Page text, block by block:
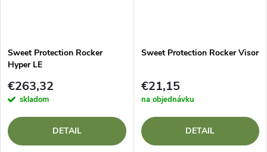
Sweet Protection Rocker
Hyper LE
€263,32
skladom
DETAIL
Sweet Protection Rocker Visor
€21,15
na objednávku
DETAIL